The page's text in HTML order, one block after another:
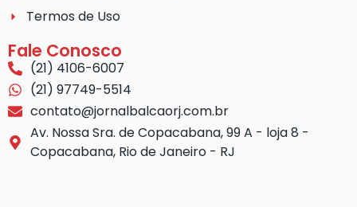
Termos de Uso
Fale Conosco
(21) 4106-6007
(21) 97749-5514
contato@jornalbalcaorj.com.br
Av. Nossa Sra. de Copacabana, 99 A - loja 8 -
Copacabana, Rio de Janeiro - RJ